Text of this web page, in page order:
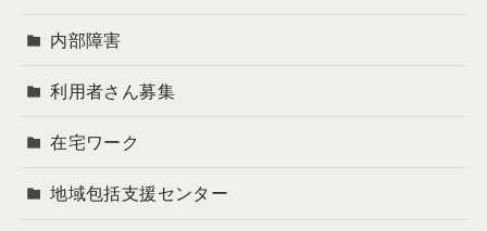
内部障害
利用者さん募集
在宅ワーク
地域包括支援センター